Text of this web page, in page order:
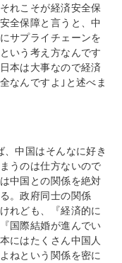
れこそが経済安全保
全保障と言うと、中
サプライチェーンを
いう考え方なんです
本は大事なので経済
なんですよ｣と述べま
、中国はそんなに好き
うのは仕方ないので
中国との関係を絶対
。政府同士の関係
れども、『経済的に
国際結婚が進んでい
にはたくさん中国人
ねという関係を密に